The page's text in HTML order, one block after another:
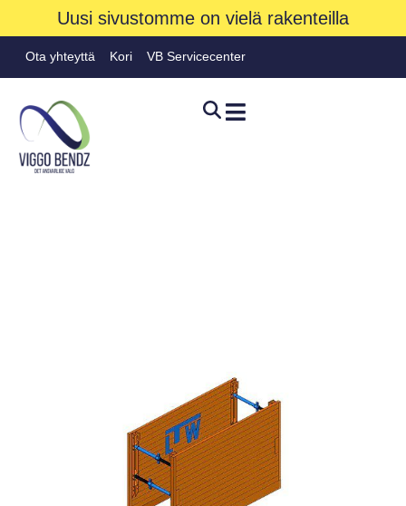
Uusi sivustomme on vielä rakenteilla
Ota yhteyttä Kori VB Servicecenter